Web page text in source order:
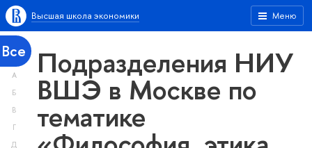
Меню
Высшая школа экономики
Все
А
Б
В
Г
Д
Подразделения НИУ
ВШЭ в Москве по
тематике